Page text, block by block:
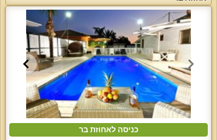
כניסה לאחוזת בר